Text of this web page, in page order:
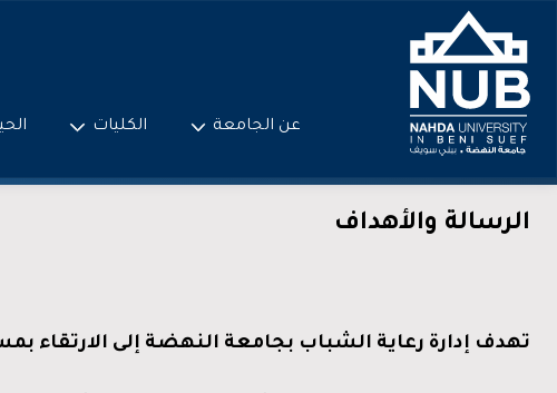
content
عن الجامعة الكليات
الرسالة والأهداف
تهدف إدارة رعاية الشباب بجامعة النهضة إلى الارتقاء